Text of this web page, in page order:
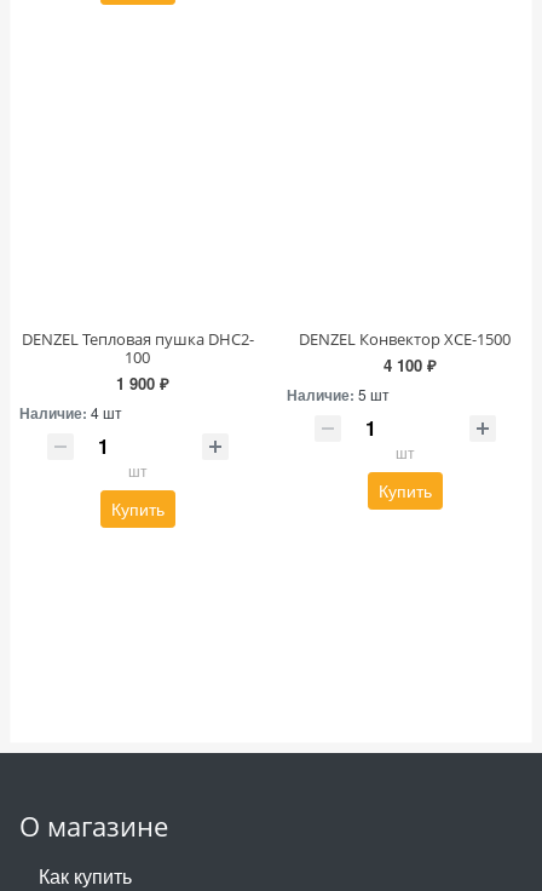
DENZEL Тепловая пушка DHC2-
100
1 900 ₽
Наличие: 4 шт
шт
Купить
DENZEL Конвектор XCE-1500
4 100 ₽
Наличие: 5 шт
шт
Купить
О магазине
Как купить